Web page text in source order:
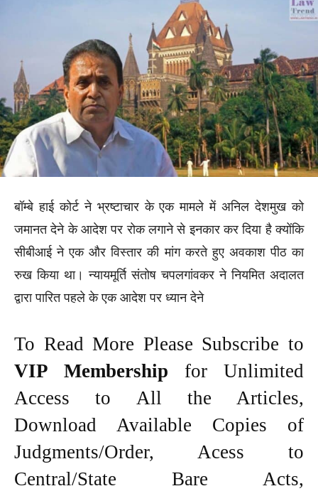
बॉम्बे हाई कोर्ट ने भ्रष्टाचार के एक मामले में अनिल देशमुख को
जमानत देने के आदेश पर रोक लगाने से इनकार कर दिया है क्योंकि
सीबीआई ने एक और विस्तार की मांग करते हुए अवकाश पीठ का
रुख किया था। न्यायमूर्ति संतोष चपलगांवकर ने नियमित अदालत
द्वारा पारित पहले के एक आदेश पर ध्यान देने
To Read More Please Subscribe to
VIP Membership for Unlimited
Access to All the Articles,
Download Available Copies of
Judgments/Order, Acess to
Central/State Bare Acts,